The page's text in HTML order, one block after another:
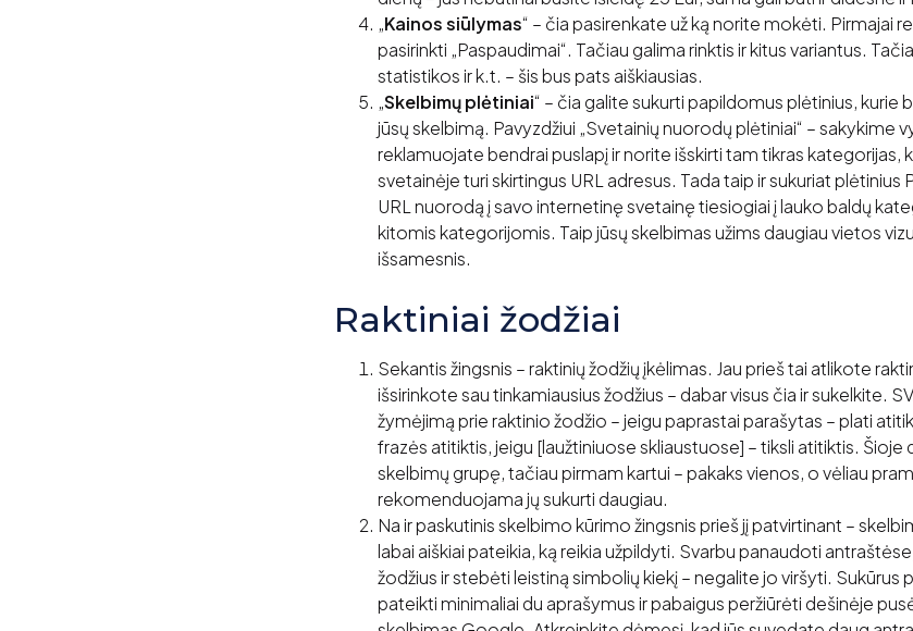
„Kainos siūlymas“ – čia pasirenkate už ką norite mokėti. Pirmajai
pasirinkti „Paspaudimai“. Tačiau galima rinktis ir kitus variantus.
statistikos ir k.t. – šis bus pats aiškiausias.
„Skelbimų plėtiniai“ – čia galite sukurti papildomus plėtinius, kurie
jūsų skelbimą. Pavyzdžiui „Svetainių nuorodų plėtiniai“ – sakykime
reklamuojate bendrai puslapį ir norite išskirti tam tikras kategorijas,
svetainėje turi skirtingus URL adresus. Tada taip ir sukuriat plėtinius
URL nuorodą į savo internetinę svetainę tiesiogiai į lauko baldų
kitomis kategorijomis. Taip jūsų skelbimas užims daugiau vietos
išsamesnis.
Raktiniai žodžiai
Sekantis žingsnis – raktinių žodžių įkėlimas. Jau prieš tai atlikote
išsirinkote sau tinkamiausius žodžius – dabar visus čia ir sukelkite.
žymėjimą prie raktinio žodžio – jeigu paprastai parašytas – plati
frazės atitiktis, jeigu [laužtiniuose skliaustuose] – tiksli atitiktis. Šioje
skelbimų grupę, tačiau pirmam kartui – pakaks vienos, o vėliau
rekomenduojama jų sukurti daugiau.
Na ir paskutinis skelbimo kūrimo žingsnis prieš jį patvirtinant –
labai aiškiai pateikia, ką reikia užpildyti. Svarbu panaudoti
žodžius ir stebėti leistiną simbolių kiekį – negalite jo viršyti. Sukūrus
pateikti minimaliai du aprašymus ir pabaigus peržiūrėti dešinėje